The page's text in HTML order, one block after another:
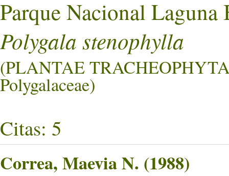
Parque Nacional Laguna
Polygala stenophylla
(PLANTAE
Polygalaceae)
Citas: 5
Correa, Maevia N. (1988)